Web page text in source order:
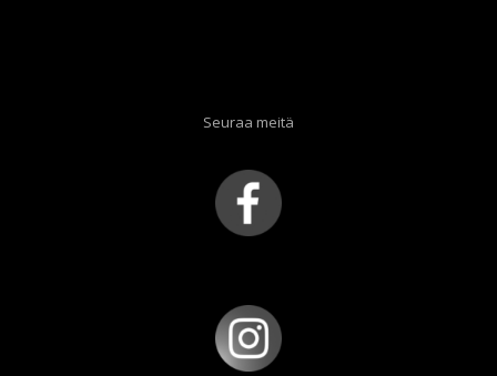
Seuraa meitä